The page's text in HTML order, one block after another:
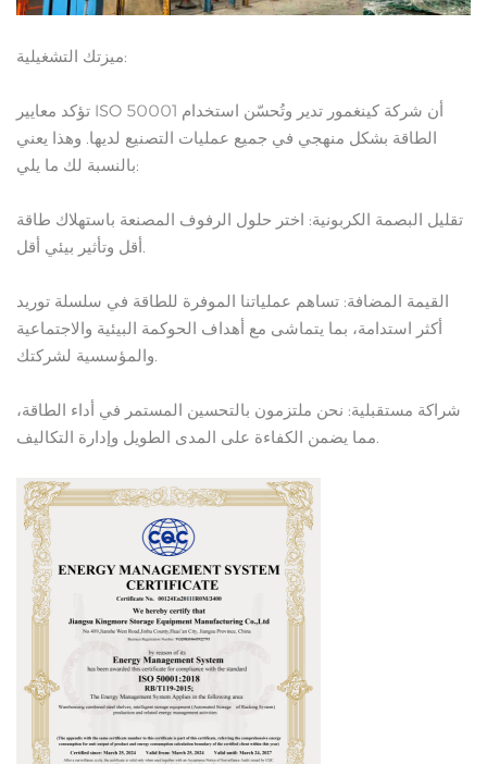
ميزتك التشغيلية:
تؤكد معايير ISO 50001 أن شركة كينغمور تدير وتُحسّن استخدام
الطاقة بشكل منهجي في جميع عمليات التصنيع لديها. وهذا يعني
بالنسبة لك ما يلي:
تقليل البصمة الكربونية: اختر حلول الرفوف المصنعة باستهلاك طاقة
أقل وتأثير بيئي أقل.
القيمة المضافة: تساهم عملياتنا الموفرة للطاقة في سلسلة توريد
أكثر استدامة، بما يتماشى مع أهداف الحوكمة البيئية والاجتماعية
والمؤسسية لشركتك.
شراكة مستقبلية: نحن ملتزمون بالتحسين المستمر في أداء الطاقة،
مما يضمن الكفاءة على المدى الطويل وإدارة التكاليف.